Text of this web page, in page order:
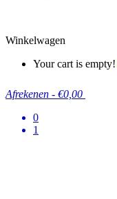
Winkelwagen
Your cart is empty!
Afrekenen - €0,00
0
1